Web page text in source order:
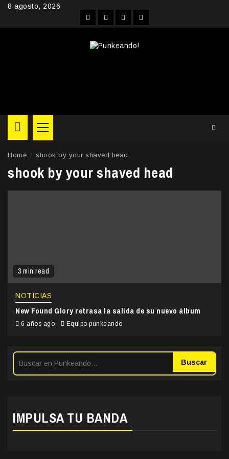
Skip8 agosto, 2026
FacebookInstagram
YouTubeTwitter
Primary
Menu
Home shook by your shaved head
shook by your shaved head
3 min read
NOTICIAS
New Found Glory retrasa la salida de su nuevo álbum
6 años ago Equipo punkeando
Buscar
IMPULSA TU BANDA